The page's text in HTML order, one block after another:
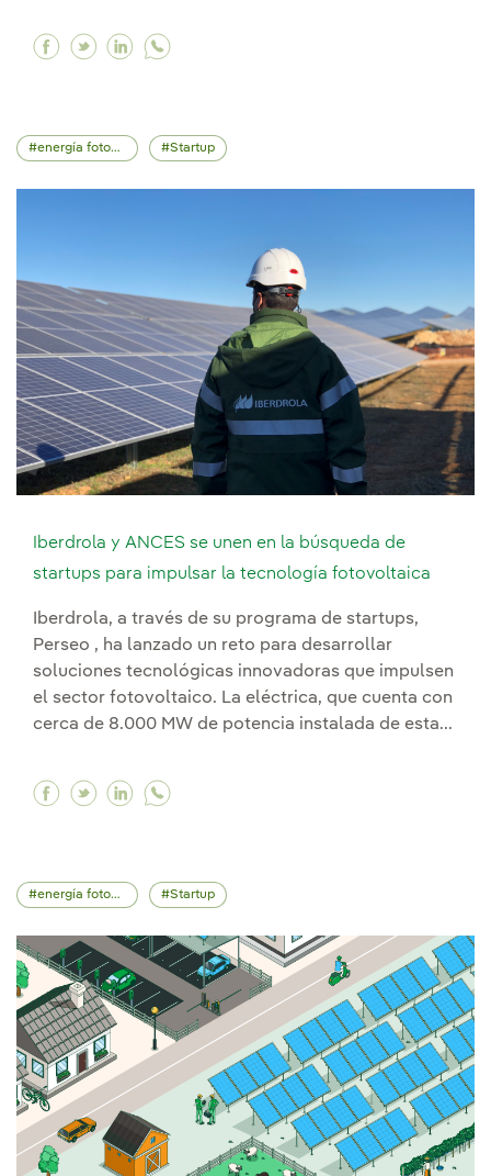
Facebook Tecnología para mejorar la
Twitter Tecnología para mejorar la
Linkedin Tecnología para mejorar la
energía fotovoltaica Startup
Iberdrola y ANCES se unen en la búsqueda de
startups para impulsar la tecnología fotovoltaica
Iberdrola, a través de su programa de startups,
Perseo , ha lanzado un reto para desarrollar
soluciones tecnológicas innovadoras que impulsen
el sector fotovoltaico. La eléctrica, que cuenta con
cerca de 8.000 MW de potencia instalada de esta...
Facebook Iberdrola y ANCES se unen en la
Twitter Iberdrola y ANCES se unen en la
Linkedin Iberdrola y ANCES se unen
energía fotovoltaica Startup